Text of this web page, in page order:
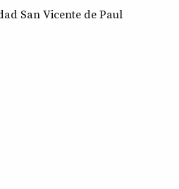
San Vicente de Paul